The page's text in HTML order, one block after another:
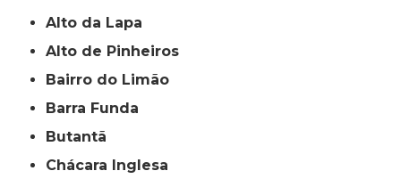
Alto da Lapa
Alto de Pinheiros
Bairro do Limão
Barra Funda
Butantã
Chácara Inglesa